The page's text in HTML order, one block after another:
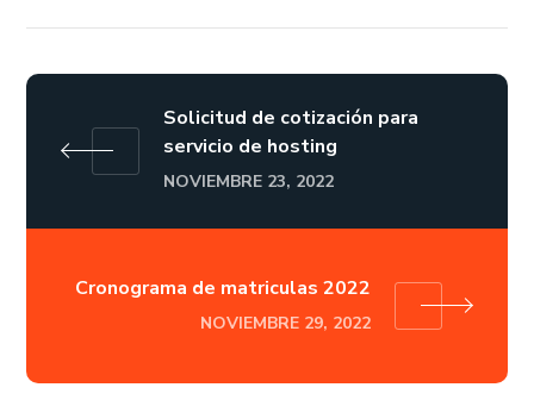
Solicitud de cotización para
servicio de hosting
NOVIEMBRE 23, 2022
Cronograma de matriculas 2022
NOVIEMBRE 29, 2022